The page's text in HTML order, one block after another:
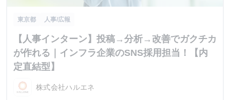
東京都 人事/広報
【人事インターン】投稿→分析→改善でガクチカ
が作れる｜インフラ企業のSNS採用担当！【内
定直結型】
株式会社ハルエネ